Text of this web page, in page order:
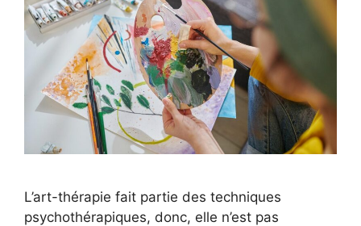
L’art-thérapie fait partie des techniques
psychothérapiques, donc, elle n’est pas